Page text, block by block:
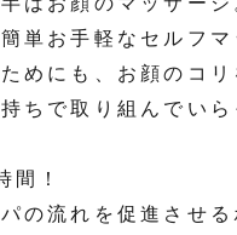
単お手軽なセルフ
めにも、お顔のコリ
ちで取り組んでいら
間！
の流れを促進させ